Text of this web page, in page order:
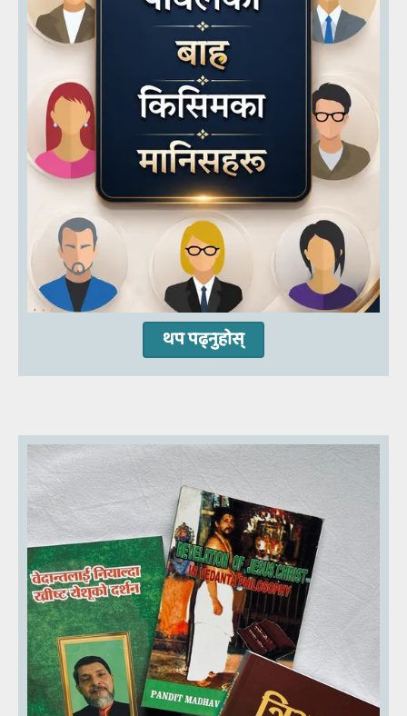
थप पढ्नुहोस्